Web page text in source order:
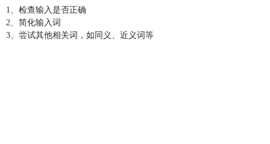
1、检查输入是否正确
2、简化输入词
3、尝试其他相关词，如同义、近义词等